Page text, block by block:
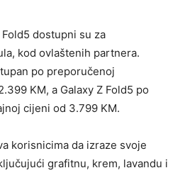
Fold5 dostupni su za
kod ovlaštenih partnera.
po preporučenoj
KM, a Galaxy Z Fold5 po
cijeni od 3.799 KM.
korisnicima da izraze svoje
grafitnu, krem, lavandu i